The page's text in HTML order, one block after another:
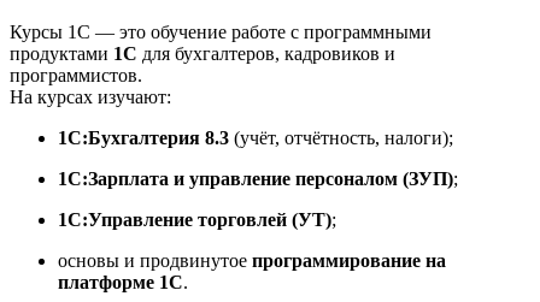
Курсы 1С — это обучение работе с программными
продуктами 1С для бухгалтеров, кадровиков и
программистов.
На курсах изучают:
1С:Бухгалтерия 8.3 (учёт, отчётность, налоги);
1С:Зарплата и управление персоналом (ЗУП);
1С:Управление торговлей (УТ);
основы и продвинутое программирование на
платформе 1С.